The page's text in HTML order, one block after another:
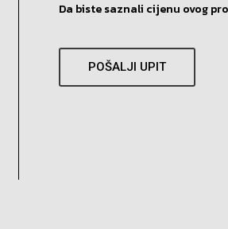
Da biste saznali cijenu ovog
POŠALJI UPIT